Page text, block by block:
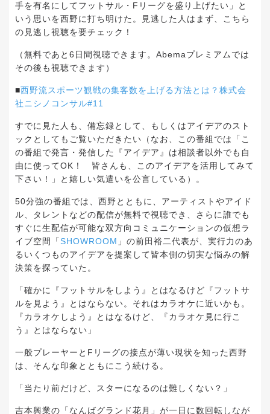
手を有名にしてフットサル・Fリーグを盛り上げたい」と
いう思いを西野に打ち明けた。見逃した人はまず、こちら
の見逃し視聴を要チェック！
（無料であと6日間視聴できます。Abemaプレミアムでは
その後も視聴できます）
■西野流スポーツ観戦の集客数を上げる方法とは？株式会
社ニシノコンサル#11
すでに見た人も、備忘録として、もしくはアイデアのスト
ックとしてもご覧いただきたい（なお、この番組では「こ
の番組で発言・発信した『アイデア』は相談者以外でも自
由に使ってOK！ 皆さんも、このアイデアを活用してみて
下さい！」と嬉しい気遣いを公言している）。
50分強の番組では、西野とともに、アーティストやアイド
ル、タレントなどの配信が無料で視聴でき、さらに誰でも
すぐに生配信が可能な双方向コミュニケーションの仮想ラ
イブ空間「SHOWROOM 」の前田裕二代表が、実行力のあ
るいくつものアイデアを提案して皆本側の切実な悩みの解
決策を探っていた。
「確かに『フットサルをしよう』とはなるけど『フットサ
ルを見よう』とはならない。それはカラオケに近いかも。
『カラオケしよう』とはなるけど、『カラオケ見に行こ
う』とはならない」
一般プレーヤーとFリーグの接点が薄い現状を知った西野
は、そんな印象とともにこう続ける。
「当たり前だけど、スターになるのは難しくない？」
吉本興業の「なんばグランド花月」が一日に数回転しなが